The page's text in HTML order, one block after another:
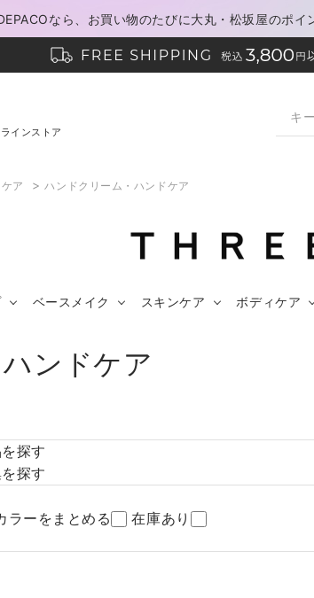
なら、お買い物のたびに大丸・松坂屋のポイ
インストア
ア > ハンドクリーム・ハンドケア
ベースメイク スキンケア ボディケア
ンドケア
探す
探す
ラーをまとめる 在庫あり